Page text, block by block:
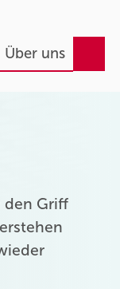
Über uns
den Griff